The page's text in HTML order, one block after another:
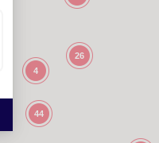
26
44
4